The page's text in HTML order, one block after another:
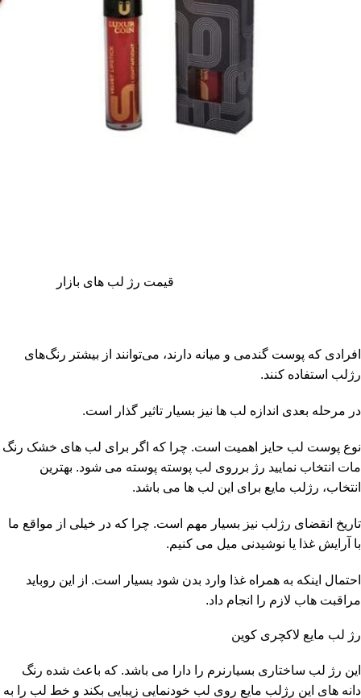
قیمت رژ لب های بازار
افرادی که پوست گندمی و میانه دارند، می‌توانند از بیشتر رنگ‌های
رژلب استفاده کنند.
در مرحله بعدی اندازه لب ها نیز بسیار تاثیر گذار است.
نوع پوست لب حایز اهمیت است. چرا که اگر برای لب های خشک رنگ
مات انتخاب نمایید رژ برروی لب پوسته پوسته می شود. بهترین
انتخاب، رژلب مایع برای این لب ها می باشد.
تاریخ انقضای رژلب نیز بسیار مهم است. چرا که در خیلی از مواقع ما
با آرایش غذا یا نوشیدنی میل می کنیم.
احتمال اینکه به همراه غذا وارد بدن شود بسیار است. از این روباید
مراقبت هاب لازم را انجام داد.
رژ لب مایع لاکچری کوین
این رژ لب ساختاری بسیارنرم را دارا می باشد. که باعث شده رنگ
دانه های این رژلب مایع روی لب خودنمایی زیبایی بکند و خط لب را به